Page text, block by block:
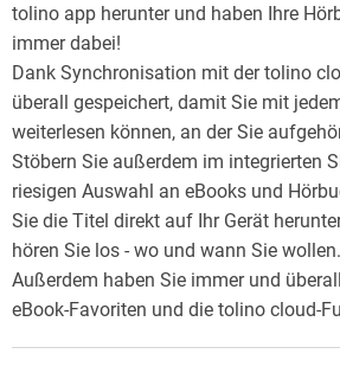
tolino app herunter und haben Ihre
immer dabei!
Dank Synchronisation mit der tolino
überall gespeichert, damit Sie mit
weiterlesen können, an der Sie
Stöbern Sie außerdem im integrierten
riesigen Auswahl an eBooks und
Sie die Titel direkt auf Ihr Gerät
hören Sie los - wo und wann Sie wollen.
Außerdem haben Sie immer und
eBook-Favoriten und die tolino cloud-